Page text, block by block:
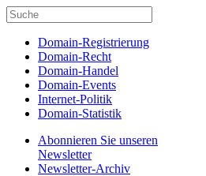
Domain-Registrierung
Domain-Recht
Domain-Handel
Domain-Events
Internet-Politik
Domain-Statistik
Abonnieren Sie unseren
Newsletter
Newsletter-Archiv